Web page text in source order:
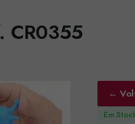
CR0355
←
Em